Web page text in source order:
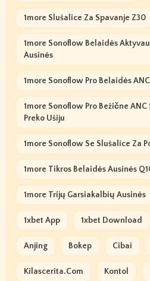
1more Slušalice Za Spavanje Z30
1more Sonoflow Belaidės
Ausinės
1more Sonoflow Pro Belaidės
1more Sonoflow Pro Bežične ANC
Preko Ušiju
1more Sonoflow Se Slušalice Za
1more Tikros Belaidės Ausinės
1more Trijų Garsiakalbių Ausinės
1xbet App 1xbet Download
Anjing Bokep Cibai
Kilascerita.com Kontol